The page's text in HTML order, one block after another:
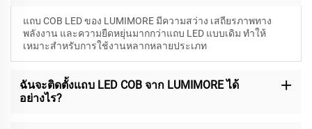
แถบ COB LED ของ LUMIMORE มีความสว่าง เสถียรภาพทาง
พลังงาน และความยืดหยุ่นมากกว่าแถบ LED แบบเดิม ทำให้
เหมาะสำหรับการใช้งานหลากหลายประเภท
ฉันจะติดตั้งแถบ LED COB จาก LUMIMORE ได้
อย่างไร?